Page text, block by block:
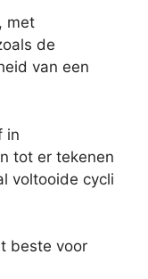
met
de
van een
in
tot er tekenen
voltooide cycli
beste voor